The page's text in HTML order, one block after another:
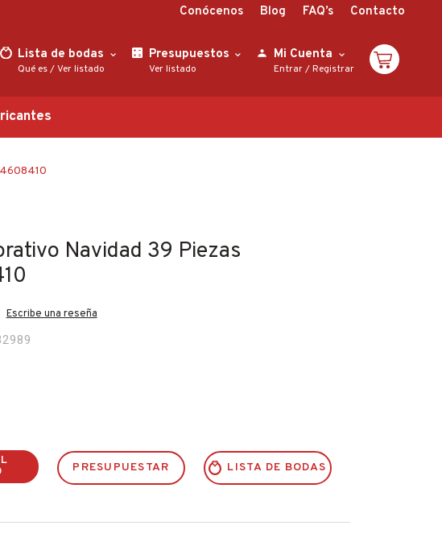
Conócenos Blog FAQ’s Contacto
Lista de bodas
Qué es/Ver listado
Presupuestos
Ver listado
Mi Cuenta
Entrar/Registrar
Navidad 39 Piezas
Escribe una reseña
PRESUPUESTAR LISTA DE BODAS